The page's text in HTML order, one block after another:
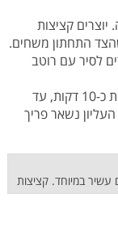
קציצות
1-2 דקות עד שהצד התחתון משחים.
לסיר עם רוטב
+ ממשיכים לבשל את הקציצות ברוטב העגבניות כ-10 דקות, עד
נשאר פריך
במיוחד. קציצות